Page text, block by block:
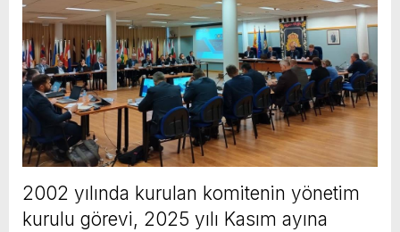
2002 yılında kurulan komitenin yönetim
kurulu görevi, 2025 yılı Kasım ayına